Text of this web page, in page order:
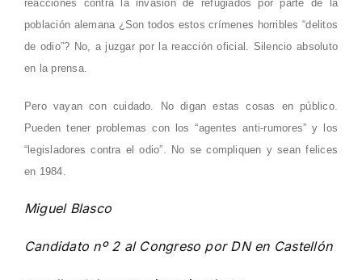
reacciones contra la invasión de refugiados por parte de la
población alemana ¿Son todos estos crímenes horribles “delitos
de odio”? No, a juzgar por la reacción oficial. Silencio absoluto
en la prensa.
Pero vayan con cuidado. No digan estas cosas en público.
Pueden tener problemas con los “agentes anti-rumores” y los
“legisladores contra el odio”. No se compliquen y sean felices
en 1984.
Miguel Blasco
Candidato nº 2 al Congreso por DN en Castellón